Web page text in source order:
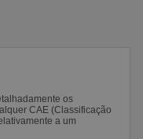
os
CAE (Classificação
a um